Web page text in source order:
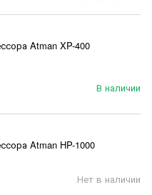
Atman XP-400
В наличии
Atman HP-1000
Нет в наличии